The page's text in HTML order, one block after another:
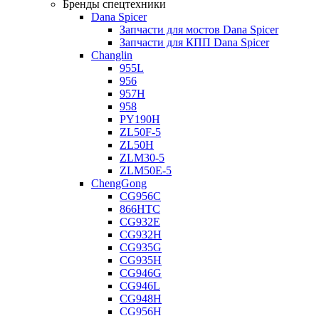
Бренды спецтехники
Dana Spicer
Запчасти для мостов Dana Spicer
Запчасти для КПП Dana Spicer
Changlin
955L
956
957H
958
PY190H
ZL50F-5
ZL50H
ZLM30-5
ZLM50E-5
ChengGong
CG956C
866HTC
CG932E
CG932H
CG935G
CG935H
CG946G
CG946L
CG948H
CG956H